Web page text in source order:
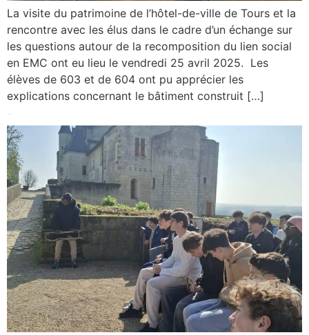
La visite du patrimoine de l’hôtel-de-ville de Tours et la
rencontre avec les élus dans le cadre d’un échange sur
les questions autour de la recomposition du lien social
en EMC ont eu lieu le vendredi 25 avril 2025. Les
élèves de 603 et de 604 ont pu apprécier les
explications concernant le bâtiment construit […]